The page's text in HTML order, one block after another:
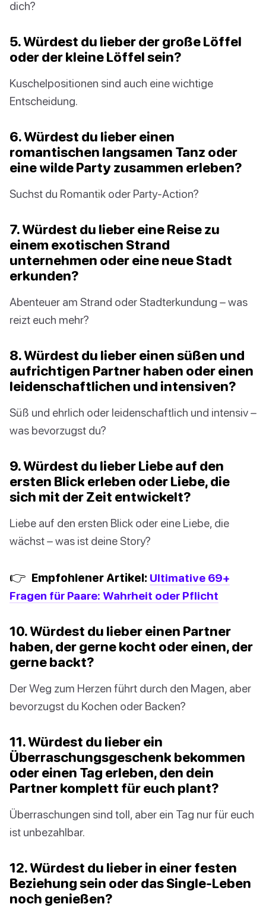
dich?
5. Würdest du lieber der große Löffel
oder der kleine Löffel sein?
Kuschelpositionen sind auch eine wichtige
Entscheidung.
6. Würdest du lieber einen
romantischen langsamen Tanz oder
eine wilde Party zusammen erleben?
Suchst du Romantik oder Party-Action?
7. Würdest du lieber eine Reise zu
einem exotischen Strand
unternehmen oder eine neue Stadt
erkunden?
Abenteuer am Strand oder Stadterkundung – was
reizt euch mehr?
8. Würdest du lieber einen süßen und
aufrichtigen Partner haben oder einen
leidenschaftlichen und intensiven?
Süß und ehrlich oder leidenschaftlich und intensiv –
was bevorzugst du?
9. Würdest du lieber Liebe auf den
ersten Blick erleben oder Liebe, die
sich mit der Zeit entwickelt?
Liebe auf den ersten Blick oder eine Liebe, die
wächst – was ist deine Story?
👉 Empfohlener Artikel: Ultimative 69+
Fragen für Paare: Wahrheit oder Pflicht
10. Würdest du lieber einen Partner
haben, der gerne kocht oder einen, der
gerne backt?
Der Weg zum Herzen führt durch den Magen, aber
bevorzugst du Kochen oder Backen?
11. Würdest du lieber ein
Überraschungsgeschenk bekommen
oder einen Tag erleben, den dein
Partner komplett für euch plant?
Überraschungen sind toll, aber ein Tag nur für euch
ist unbezahlbar.
12. Würdest du lieber in einer festen
Beziehung sein oder das Single-Leben
noch genießen?